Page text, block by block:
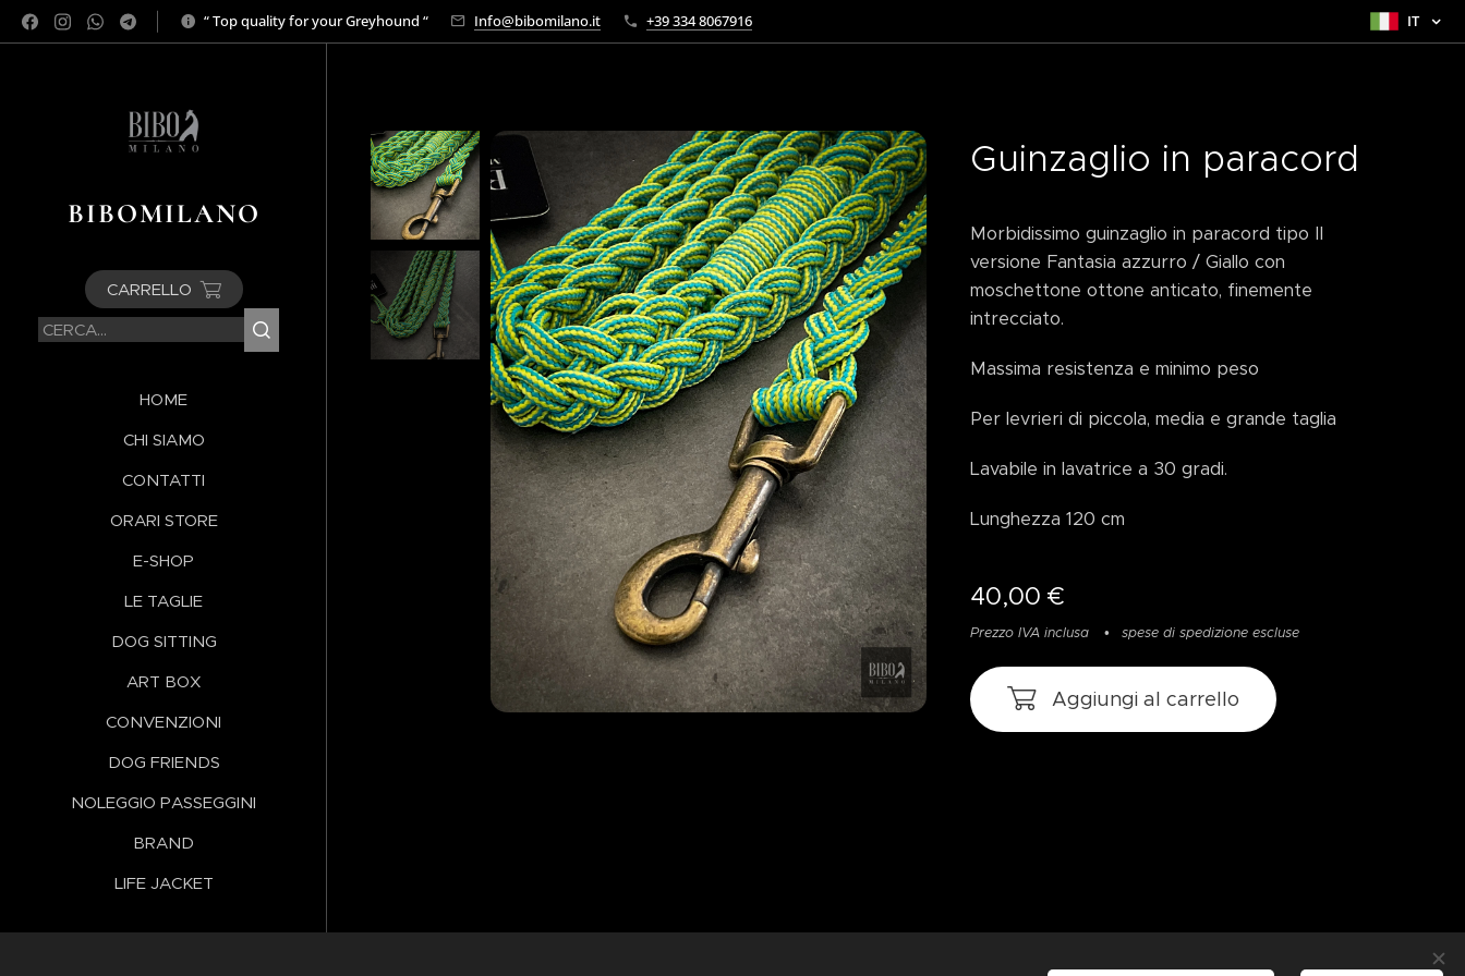
“ Top quality for your Greyhound “ Info@bibomilano.it +39 334 8067916 IT
BIBOMILANO
CARRELLO
HOME
CHI SIAMO
CONTATTI
ORARI STORE
E-SHOP
LE TAGLIE
DOG SITTING
ART BOX
CONVENZIONI
DOG FRIENDS
NOLEGGIO PASSEGGINI
BRAND
LIFE JACKET
Guinzaglio in paracord
Morbidissimo guinzaglio in paracord tipo II
versione Fantasia azzurro / Giallo con
moschettone ottone anticato, finemente
intrecciato.
Massima resistenza e minimo peso
Per levrieri di piccola, media e grande taglia
Lavabile in lavatrice a 30 gradi.
Lunghezza 120 cm
40,00 €
Prezzo IVA inclusa spese di spedizione escluse
Aggiungi al carrello